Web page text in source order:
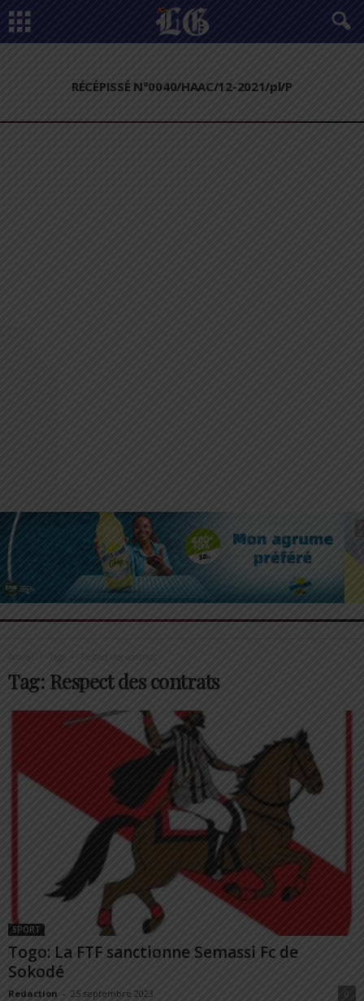
RÉCÉPISSÉ N°0040/HAAC/12-2021/pl/P
Tags Respect des contrats
Tag: Respect des contrats
SPORT
Togo: La FTF sanctionne Semassi Fc de
Sokodé
Redaction - 25 septembre 2023
0